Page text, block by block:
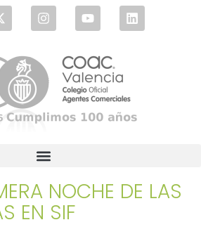
NOCHE DE LAS
EN SIF